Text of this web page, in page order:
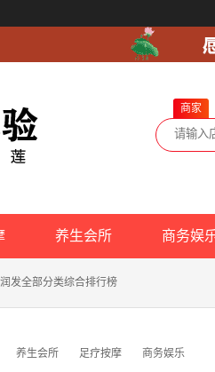
商家
养生会所 商务娱
发全部分类综合排行榜
养生会所 足疗按摩 商务娱乐